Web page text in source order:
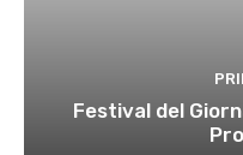
Festival del